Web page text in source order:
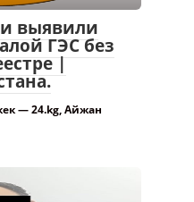
выявили
ГЭС без
|
— 24.kg, Айжан